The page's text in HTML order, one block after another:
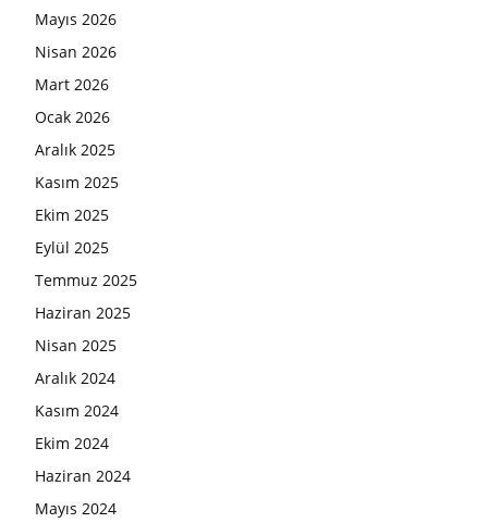
Mayıs 2026
Nisan 2026
Mart 2026
Ocak 2026
Aralık 2025
Kasım 2025
Ekim 2025
Eylül 2025
Temmuz 2025
Haziran 2025
Nisan 2025
Aralık 2024
Kasım 2024
Ekim 2024
Haziran 2024
Mayıs 2024